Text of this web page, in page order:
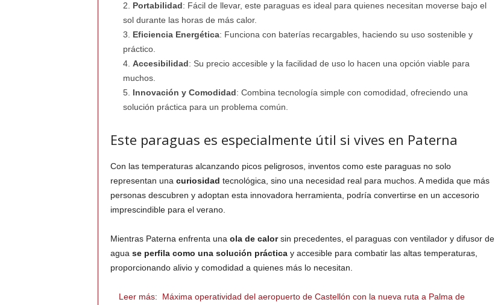
Portabilidad: Fácil de llevar, este paraguas es ideal para quienes necesitan moverse bajo el
sol durante las horas de más calor.
Eficiencia Energética: Funciona con baterías recargables, haciendo su uso sostenible y
práctico.
Accesibilidad: Su precio accesible y la facilidad de uso lo hacen una opción viable para
muchos.
Innovación y Comodidad: Combina tecnología simple con comodidad, ofreciendo una
solución práctica para un problema común.
Este paraguas es especialmente útil si vives en Paterna
Con las temperaturas alcanzando picos peligrosos, inventos como este paraguas no solo
representan una curiosidad tecnológica, sino una necesidad real para muchos. A medida que más
personas descubren y adoptan esta innovadora herramienta, podría convertirse en un accesorio
imprescindible para el verano.
Mientras Paterna enfrenta una ola de calorsin precedentes, el paraguas con ventilador y difusor de
agua se perfila como una solución prácticay accesible para combatir las altas temperaturas,
proporcionando alivio y comodidad a quienes más lo necesitan.
Leer más:
Máxima operatividad del aeropuerto de Castellón con la nueva ruta a Palma de